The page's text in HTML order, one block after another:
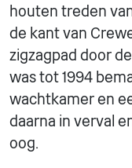
houten treden
de kant van
zigzagpad door
was tot 1994
wachtkamer en
daarna in verval
oog.